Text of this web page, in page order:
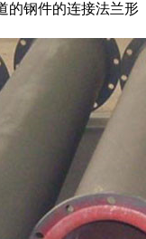
的钢件的连接法兰形